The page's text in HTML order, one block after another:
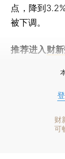
点，降到
被下调。
推荐进入 财
财
可